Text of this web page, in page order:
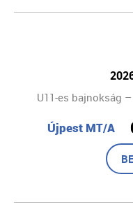
U11-es bajnokság
Újpest MT/A